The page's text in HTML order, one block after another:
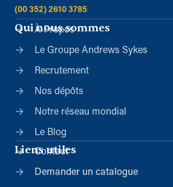
(00 352) 2610 3785
Qui nous sommes
À Propos
Le Groupe Andrews Sykes
Recrutement
Nos dépôts
Notre réseau mondial
Le Blog
Liens utiles
Contact
Demander un catalogue